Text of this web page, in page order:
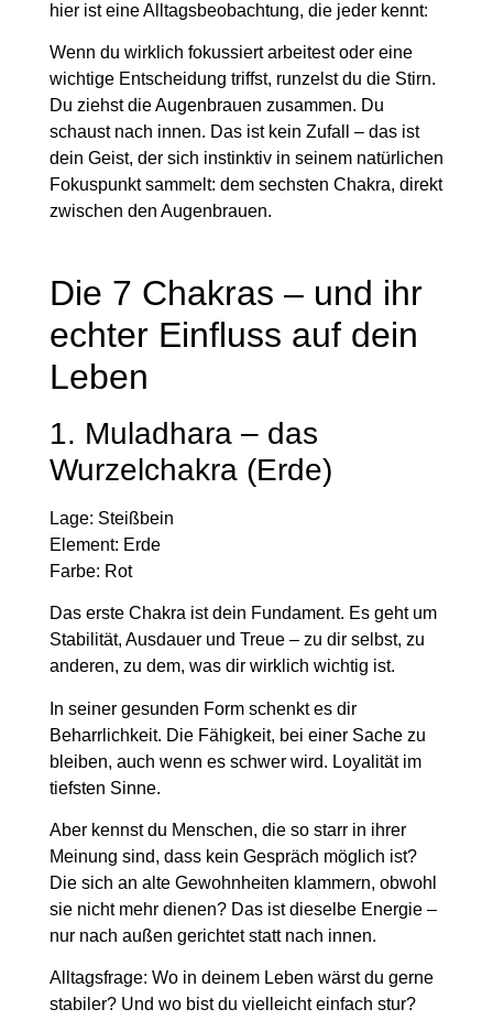
hier ist eine Alltagsbeobachtung, die jeder kennt:
Wenn du wirklich fokussiert arbeitest oder eine
wichtige Entscheidung triffst, runzelst du die Stirn.
Du ziehst die Augenbrauen zusammen. Du
schaust nach innen. Das ist kein Zufall – das ist
dein Geist, der sich instinktiv in seinem natürlichen
Fokuspunkt sammelt: dem sechsten Chakra, direkt
zwischen den Augenbrauen.
Die 7 Chakras – und ihr
echter Einfluss auf dein
Leben
1. Muladhara – das
Wurzelchakra (Erde)
Lage: Steißbein
Element: Erde
Farbe: Rot
Das erste Chakra ist dein Fundament. Es geht um
Stabilität, Ausdauer und Treue – zu dir selbst, zu
anderen, zu dem, was dir wirklich wichtig ist.
In seiner gesunden Form schenkt es dir
Beharrlichkeit. Die Fähigkeit, bei einer Sache zu
bleiben, auch wenn es schwer wird. Loyalität im
tiefsten Sinne.
Aber kennst du Menschen, die so starr in ihrer
Meinung sind, dass kein Gespräch möglich ist?
Die sich an alte Gewohnheiten klammern, obwohl
sie nicht mehr dienen? Das ist dieselbe Energie –
nur nach außen gerichtet statt nach innen.
Alltagsfrage: Wo in deinem Leben wärst du gerne
stabiler? Und wo bist du vielleicht einfach stur?